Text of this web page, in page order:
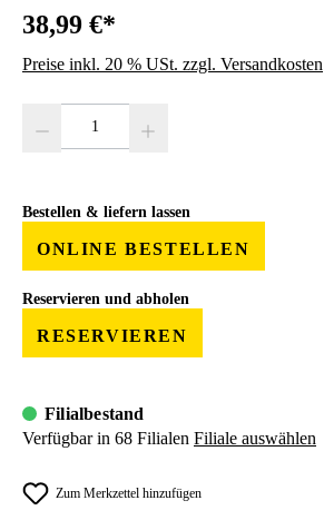
38,99 €*
Preise inkl. 20 % USt. zzgl. Versandkosten
Bestellen & liefern lassen
ONLINE BESTELLEN
Reservieren und abholen
RESERVIEREN
Filialbestand
Verfügbar in 68 Filialen Filiale auswählen
Zum Merkzettel hinzufügen